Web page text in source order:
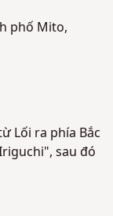
phố Mito,
Lối ra phía Bắc
sau đó